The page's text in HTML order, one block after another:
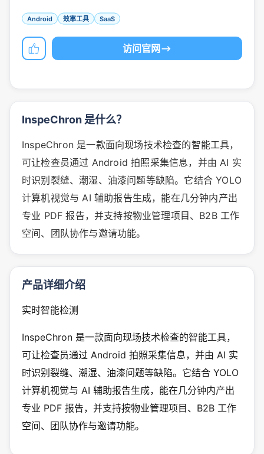
Android 效率工具 SaaS
访问官网
InspeChron 是什么？
InspeChron 是一款面向现场技术检查的智能工具，
可让检查员通过 Android 拍照采集信息，并由 AI 实
时识别裂缝、潮湿、油漆问题等缺陷。它结合 YOLO
计算机视觉与 AI 辅助报告生成，能在几分钟内产出
专业 PDF 报告，并支持按物业管理项目、B2B 工作
空间、团队协作与邀请功能。
产品详细介绍
实时智能检测
InspeChron 是一款面向现场技术检查的智能工具，
可让检查员通过 Android 拍照采集信息，并由 AI 实
时识别裂缝、潮湿、油漆问题等缺陷。它结合 YOLO
计算机视觉与 AI 辅助报告生成，能在几分钟内产出
专业 PDF 报告，并支持按物业管理项目、B2B 工作
空间、团队协作与邀请功能。